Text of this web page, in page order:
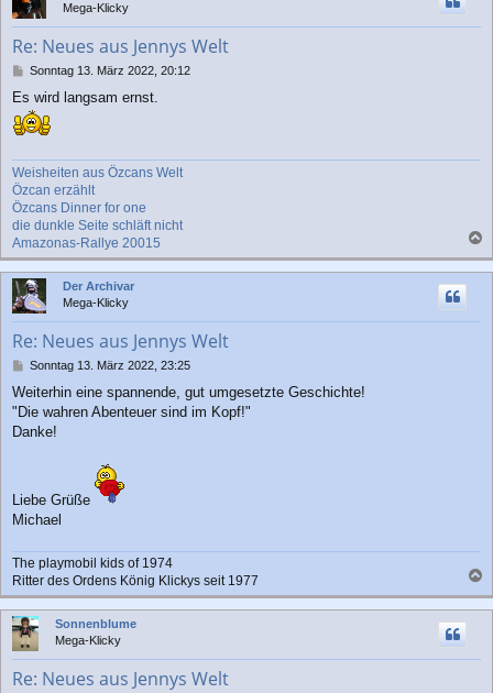
Mega-Klicky
Re: Neues aus Jennys Welt
B
i
t
r
g
Sonntag 13. März 2022, 20:12
Es wird langsam ernst.
Weisheiten aus Özcans Welt
Özcan erzählt
Özcans Dinner for one
die dunkle Seite schläft nicht
Amazonas-Rallye 20015
a
c
Der Archivar
Mega-Klicky
Re: Neues aus Jennys Welt
B
i
t
r
Sonntag 13. März 2022, 23:25
Weiterhin eine spannende, gut umgesetzte Geschichte!
"Die wahren Abenteuer sind im Kopf!"
Danke!
Liebe Grüße
Michael
The playmobil kids of 1974
Ritter des Ordens König Klickys seit 1977
a
c
Sonnenblume
Mega-Klicky
Re: Neues aus Jennys Welt